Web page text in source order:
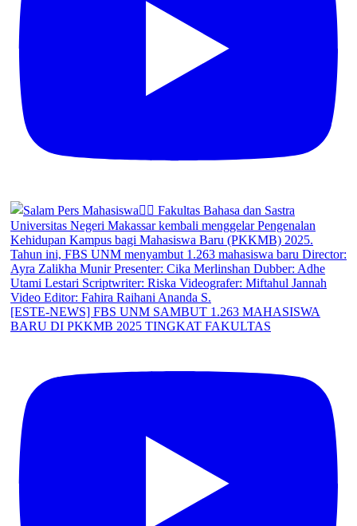
[ESTE-NEWS] FBS UNM SAMBUT 1.263 MAHASISWA
BARU DI PKKMB 2025 TINGKAT FAKULTAS